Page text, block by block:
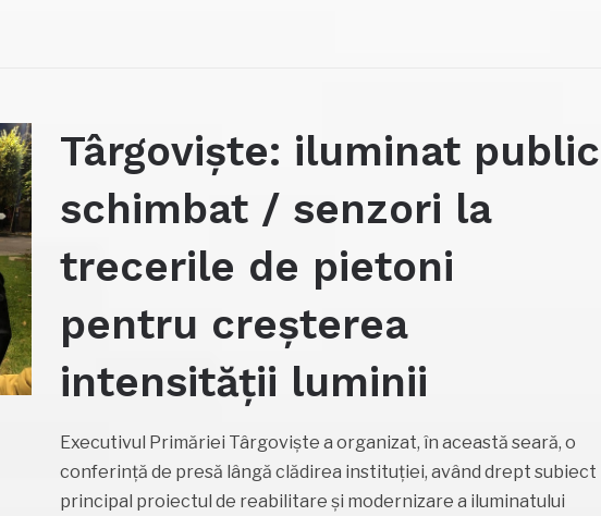
Târgoviște: iluminat public
schimbat / senzori la
trecerile de pietoni
pentru creșterea
intensității luminii
Executivul Primăriei Târgoviște a organizat, în această seară, o
conferință de presă lângă clădirea instituției, având drept subiect
principal proiectul de reabilitare și modernizare a iluminatului